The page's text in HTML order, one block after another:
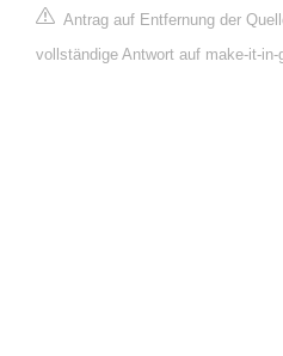
Antrag auf Entfernung der
vollständige Antwort auf make-it-in-